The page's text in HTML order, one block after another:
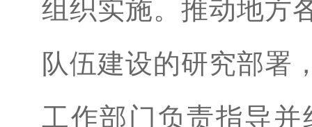
组织实施。推动地方
队伍建设的研究部署
工作部门负责指导